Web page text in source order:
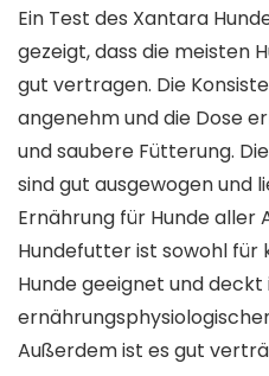
Ein Test des Xantara
gezeigt, dass die meisten
gut vertragen. Die
angenehm und die Dose
und saubere Fütterung.
sind gut ausgewogen und
Ernährung für Hunde aller
Hundefutter ist sowohl für
Hunde geeignet und deckt
Außerdem ist es gut